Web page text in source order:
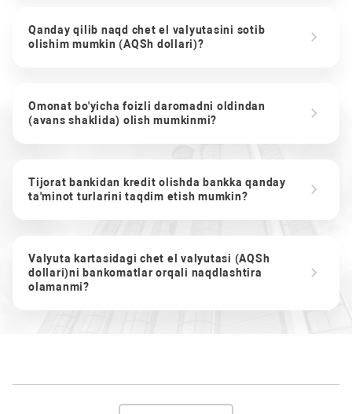
Qanday qilib naqd chet el valyutasini sotib
olishim mumkin (AQSh dollari)?
Omonat bo'yicha foizli daromadni oldindan
(avans shaklida) olish mumkinmi?
Tijorat bankidan kredit olishda bankka qanday
ta'minot turlarini taqdim etish mumkin?
Valyuta kartasidagi chet el valyutasi (AQSh
dollari)ni bankomatlar orqali naqdlashtira
olamanmi?